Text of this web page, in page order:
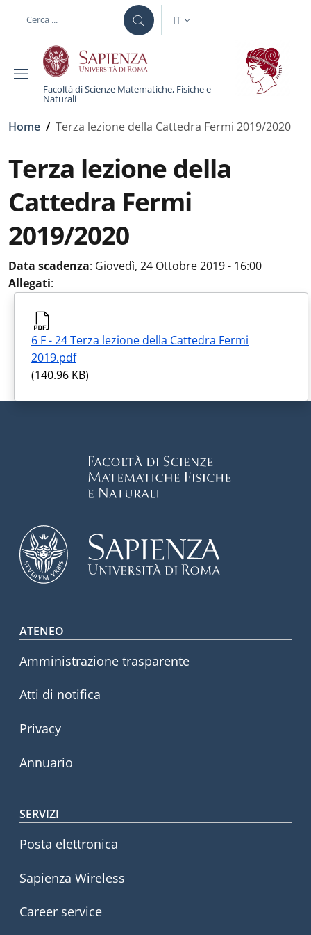
al contenuto principale
SELETTORE LINGUA:
IT
Facoltà di Scienze Matematiche, Fisiche e
Naturali
Briciole di pane
Home / Terza lezione della Cattedra Fermi 2019/2020
Terza lezione della
Cattedra Fermi
2019/2020
Data scadenza: Giovedì, 24 Ottobre 2019 - 16:00
Allegati:
6 F - 24 Terza lezione della Cattedra Fermi
2019.pdf
(140.96 KB)
Footer menu
ATENEO
Amministrazione trasparente
Atti di notifica
Privacy
Annuario
SERVIZI
Posta elettronica
Sapienza Wireless
Career service